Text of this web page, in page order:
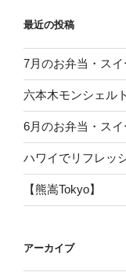
最近の投稿
7月のお弁当・スイ
六本木モンシェル
6月のお弁当・スイ
ハワイでリフレッ
【熊嵩Tokyo】
アーカイブ